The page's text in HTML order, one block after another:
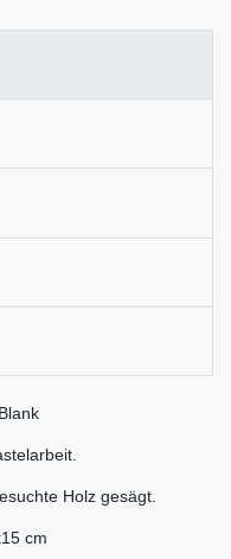
Holz gesägt.
cm